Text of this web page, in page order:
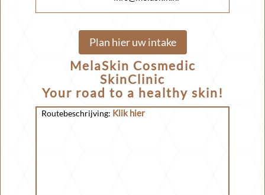
Plan hier uw intake
MelaSkin Cosmedic
SkinClinic
Your road to a healthy skin!
Routebeschrijving: Klik hier